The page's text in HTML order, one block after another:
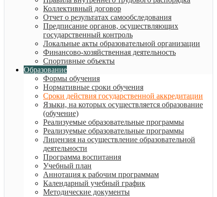
Коллективный договор
Отчет о результатах самообследования
Предписание органов, осуществляющих
государственный контроль
Локальные акты образовательной организации
Финансово-хозяйственная деятельность
Спортивные объекты
Образование
Формы обучения
Нормативные сроки обучения
Сроки действия государственной аккредитации
Языки, на которых осуществляется образование
(обучение)
Реализуемые образовательные программы
Реализуемые образовательные программы
Лицензия на осуществление образовательной
деятельности
Программа воспитания
Учебный план
Аннотация к рабочим программам
Календарный учебный график
Методические документы